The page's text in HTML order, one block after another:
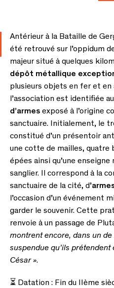
Antérieur à la Bataille de
été retrouvé sur l’oppidum
majeur situé à quelques
dépôt métallique
plusieurs objets en fer et en
l’association est identifiée
d’armes exposé à l’origine
sanctuaire. Initialement, le
constitué d’un présentoir
une cotte de mailles, quatre
épées ainsi qu’une
sanglier. Il correspond à la
sanctuaire de la cité, d’
l’occasion d’un événement
garder le souvenir. Cette
renvoie à un passage de
montrent encore, dans un
suspendue qu’ils
César ».
⏳ Datation : Fin du IIème